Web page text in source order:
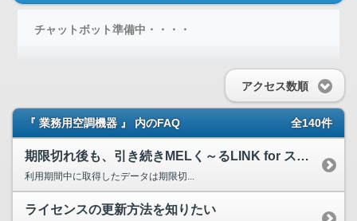
チャットボット準備中・・・・
アクセス数順
『 業務用空調機器 』 内のFAQ 全140件
期限切れ後も、引き続きMELく～るLINK for スリム...
利用期間中に取得したデータは期限切...
ライセンスの更新方法を知りたい